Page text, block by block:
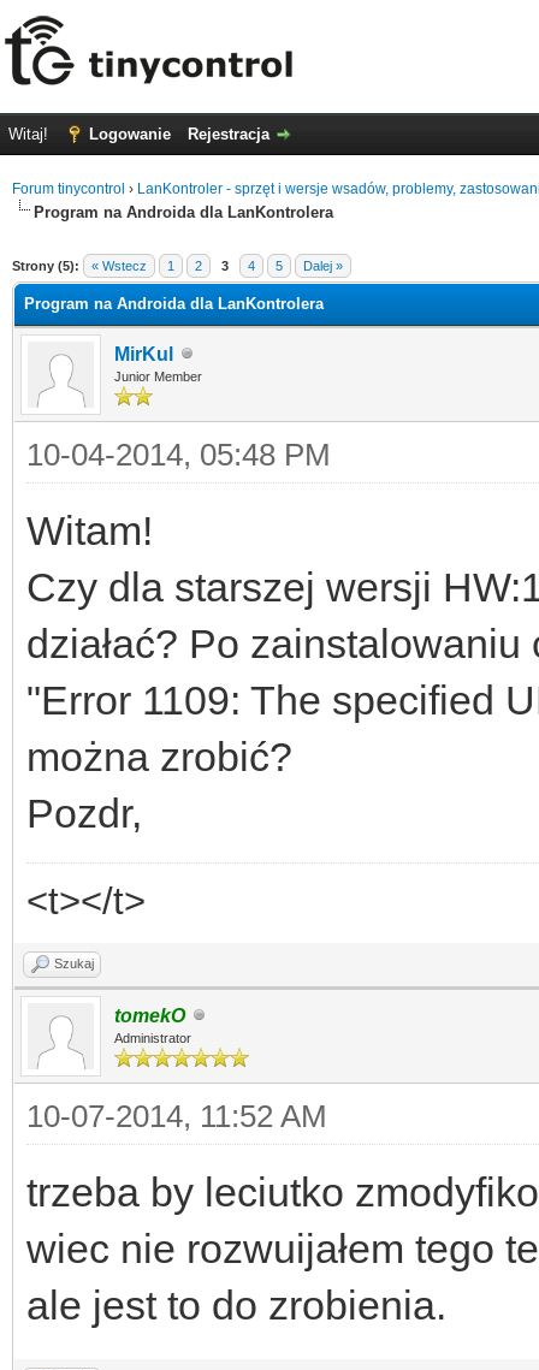
Witaj! Logowanie Rejestracja
Forum tinycontrol › LanKontroler - sprzęt i wersje wsadów, problemy,
Program na Androida dla LanKontrolera
Strony (5): « Wstecz 1 2 3 4 5 Dalej »
Program na Androida dla LanKontrolera
MirKul
Junior Member
10-04-2014, 05:48 PM
Witam!
Czy dla starszej wersji
działać? Po
"Error 1109: The specified
można zrobić?
Pozdr,
<t></t>
Szukaj
tomekO
Administrator
10-07-2014, 11:52 AM
trzeba by leciutko
wiec nie rozwuijałem tego
ale jest to do zrobienia.